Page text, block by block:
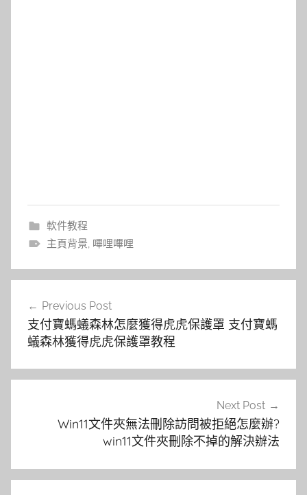
軟件教程
主頁背景, 嗶哩嗶哩
導
覽
Previous Post
支付寶螞蟻森林怎麼獲得虎虎保護罩 支付寶螞
蟻森林獲得虎虎保護罩教程
Next Post
Win11文件夾無法刪除訪問被拒絕怎麼辦?
win11文件夾刪除不掉的解決辦法